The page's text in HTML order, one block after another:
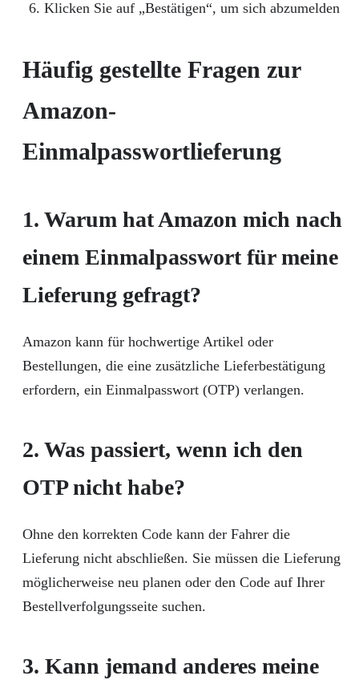
Klicken Sie auf „Bestätigen“, um sich abzumelden
Häufig gestellte Fragen zur
Amazon-
Einmalpasswortlieferung
1. Warum hat Amazon mich nach
einem Einmalpasswort für meine
Lieferung gefragt?
Amazon kann für hochwertige Artikel oder
Bestellungen, die eine zusätzliche Lieferbestätigung
erfordern, ein Einmalpasswort (OTP) verlangen.
2. Was passiert, wenn ich den
OTP nicht habe?
Ohne den korrekten Code kann der Fahrer die
Lieferung nicht abschließen. Sie müssen die Lieferung
möglicherweise neu planen oder den Code auf Ihrer
Bestellverfolgungsseite suchen.
3. Kann jemand anderes meine